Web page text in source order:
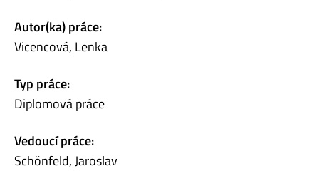
Autor(ka) práce:
Vicencová, Lenka
Typ práce:
Diplomová práce
Vedoucí práce:
Schönfeld, Jaroslav